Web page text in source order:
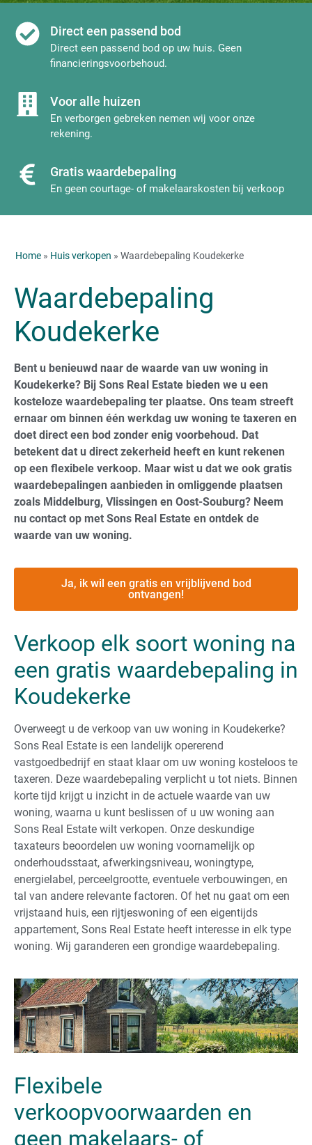
Direct een passend bod
Direct een passend bod op uw huis. Geen
financieringsvoorbehoud.
Voor alle huizen
En verborgen gebreken nemen wij voor onze
rekening.
Gratis waardebepaling
En geen courtage- of makelaarskosten bij verkoop
Home » Huis verkopen » Waardebepaling Koudekerke
Waardebepaling
Koudekerke
Bent u benieuwd naar de waarde van uw woning in
Koudekerke? Bij Sons Real Estate bieden we u een
kosteloze waardebepaling ter plaatse. Ons team streeft
ernaar om binnen één werkdag uw woning te taxeren en
doet direct een bod zonder enig voorbehoud. Dat
betekent dat u direct zekerheid heeft en kunt rekenen
op een flexibele verkoop. Maar wist u dat we ook gratis
waardebepalingen aanbieden in omliggende plaatsen
zoals Middelburg, Vlissingen en Oost-Souburg? Neem
nu contact op met Sons Real Estate en ontdek de
waarde van uw woning.
Ja, ik wil een gratis en vrijblijvend bod
ontvangen!
Verkoop elk soort woning na
een gratis waardebepaling in
Koudekerke
Overweegt u de verkoop van uw woning in Koudekerke?
Sons Real Estate is een landelijk opererend
vastgoedbedrijf en staat klaar om uw woning kosteloos te
taxeren. Deze waardebepaling verplicht u tot niets. Binnen
korte tijd krijgt u inzicht in de actuele waarde van uw
woning, waarna u kunt beslissen of u uw woning aan
Sons Real Estate wilt verkopen. Onze deskundige
taxateurs beoordelen uw woning voornamelijk op
onderhoudsstaat, afwerkingsniveau, woningtype,
energielabel, perceelgrootte, eventuele verbouwingen, en
tal van andere relevante factoren. Of het nu gaat om een
vrijstaand huis, een rijtjeswoning of een eigentijds
appartement, Sons Real Estate heeft interesse in elk type
woning. Wij garanderen een grondige waardebepaling.
Flexibele
verkoopvoorwaarden en
geen makelaars- of